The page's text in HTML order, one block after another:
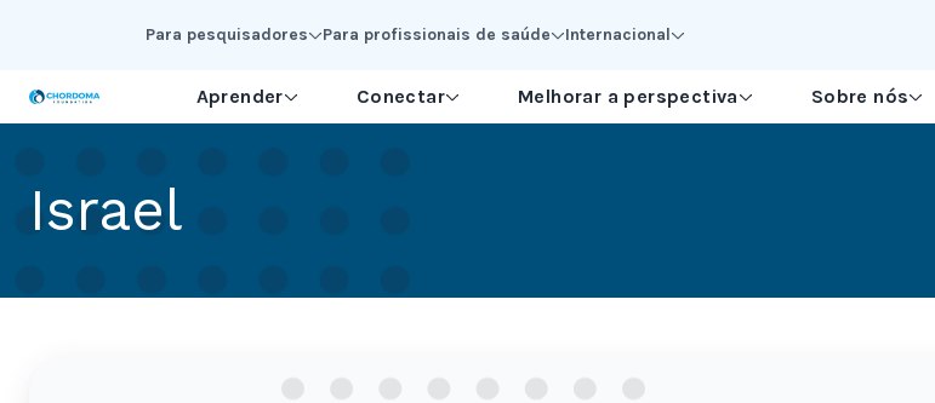
Para pesquisadores Para profissionais de saúde Internacional
Aprender Conectar Melhorar a perspectiva Sobre nós
Israel